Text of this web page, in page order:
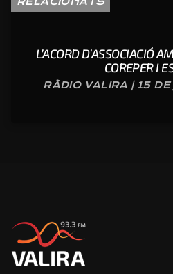
L’ACORD D’ASSOCIACIÓ
COREPER I
RÀDIO VALIRA | 15